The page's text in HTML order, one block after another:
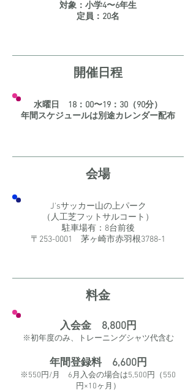
対象：小学4〜6年生
定員：20名​
開催日程
水曜日 18：00〜19：30 ​（90分）
​年間スケジュールは別途カレンダー配布
会場
J'sサッカー山の上パーク
（人工芝フットサルコート）
駐車場有：8台前後
​〒253-0001 茅ヶ崎市赤羽根3788-1
料金
入会金 8,800円
※初年度のみ、トレーニングシャツ代含む
年間登録料 6,600円
※550円/月 ​6月入会の場合は5,500円（550
円×10ヶ月）